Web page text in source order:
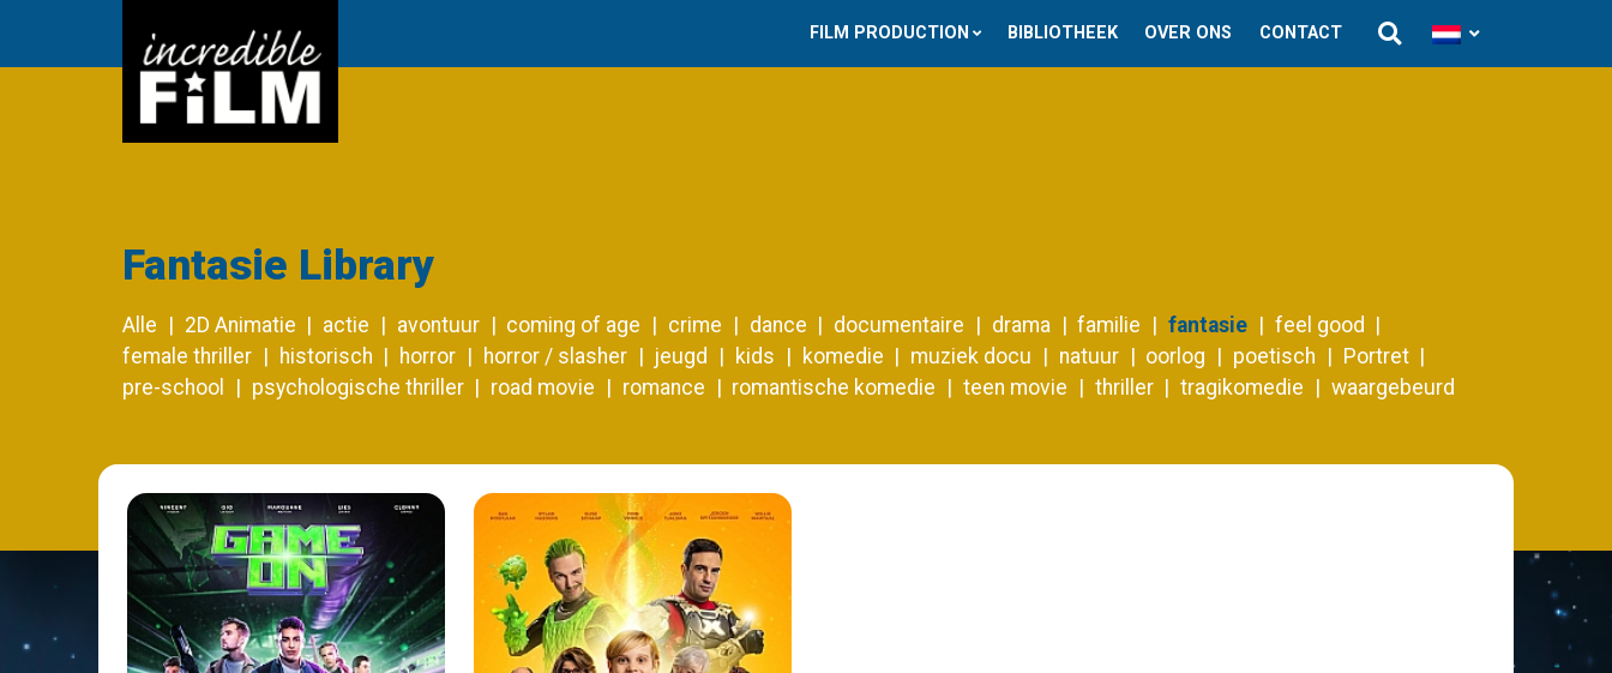
FILM PRODUCTION BIBLIOTHEEK OVER ONS CONTACT
Fantasie Library
Alle 2D Animatie actie avontuur coming of age crime dance documentaire drama familie fantasie
feel good
female thriller
historisch horror horror / slasher jeugd kids komedie muziek docu natuur oorlog poetisch
Portret
pre-school
psychologische thriller road movie romance romantische komedie teen movie thriller tragikomedie waargebeurd